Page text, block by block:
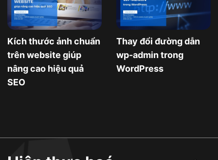
Kích thước ảnh chuẩn
trên website giúp
nâng cao hiệu quả
SEO
Thay đổi đường dẫn
wp-admin trong
WordPress